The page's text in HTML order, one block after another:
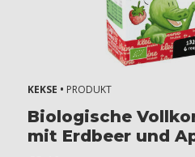
KEKSE • PRODUKT
Biologische
mit Erdbeer und